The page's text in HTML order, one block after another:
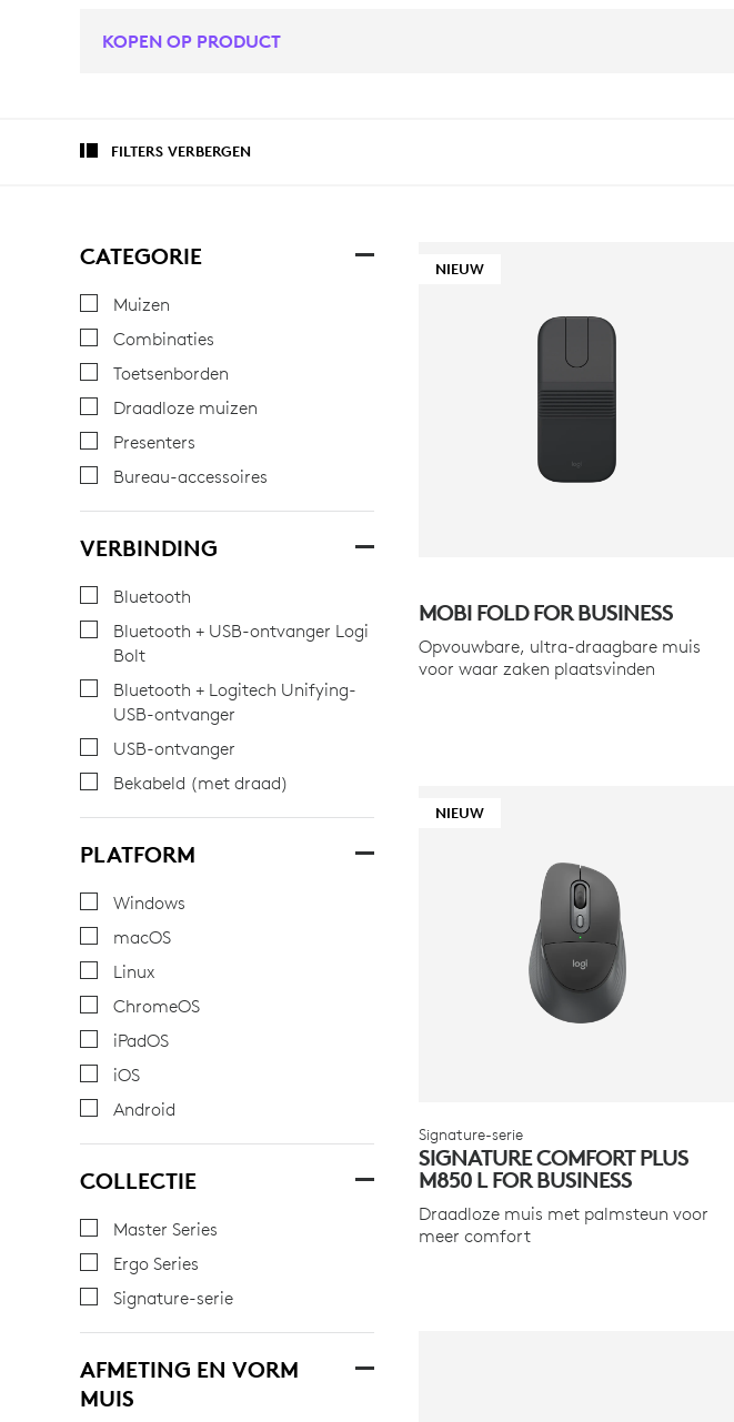
KOPEN OP PRODUCT
FILTERS VERBERGEN
CATEGORIE
Muizen
Combinaties
Toetsenborden
Draadloze muizen
Presenters
Bureau-accessoires
VERBINDING
Bluetooth
Bluetooth + USB-ontvanger Logi
Bolt
Bluetooth + Logitech Unifying-
USB-ontvanger
USB-ontvanger
Bekabeld (met draad)
PLATFORM
Windows
macOS
Linux
ChromeOS
iPadOS
iOS
Android
COLLECTIE
Master Series
Ergo Series
Signature-serie
AFMETING EN VORM
MUIS
NIEUW
MOBI FOLD FOR BUSINESS
Opvouwbare, ultra-draagbare muis
voor waar zaken plaatsvinden
NIEUW
Signature-serie
SIGNATURE COMFORT PLUS
M850 L FOR BUSINESS
Draadloze muis met palmsteun voor
meer comfort